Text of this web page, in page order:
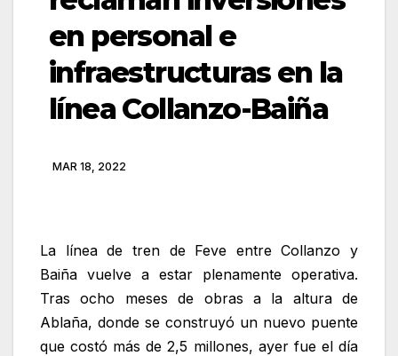
en personal e
infraestructuras en la
línea Collanzo-Baiña
MAR 18, 2022
La línea de tren de Feve entre Collanzo y
Baiña vuelve a estar plenamente operativa.
Tras ocho meses de obras a la altura de
Ablaña, donde se construyó un nuevo puente
que costó más de 2,5 millones, ayer fue el día